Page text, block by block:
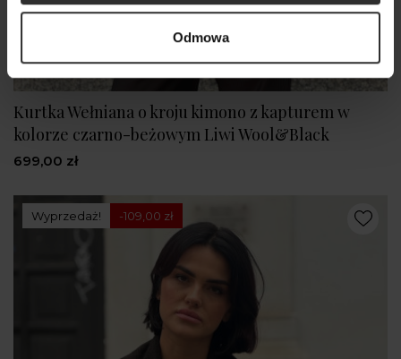
Odmowa
Kurtka Wełniana o kroju kimono z kapturem w
kolorze czarno-beżowym Liwi Wool&Black
699,00 zł
Wyprzedaż! -109,00 zł